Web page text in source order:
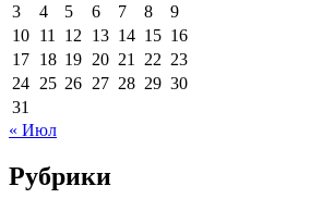
3
4 5 6 7 8
9
10 11 12 13 14 15 16
17 18 19 20 21 22 23
24 25 26 27 28 29 30
31
« Июл
Рубрики